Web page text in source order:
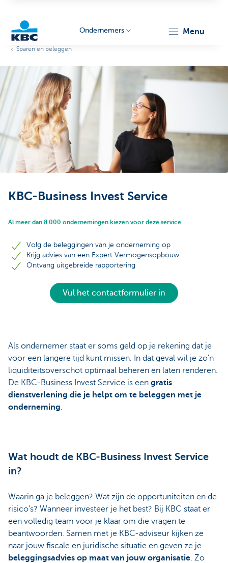
Ondernemers
Ondernemers menu
Sparen en beleggen
KBC-Business Invest Service
Al meer dan 8.000 ondernemingen kiezen voor deze service
Volg de beleggingen van je onderneming op
Krijg advies van een Expert Vermogensopbouw
Ontvang uitgebreide rapportering
Vul het contactformulier in
Als ondernemer staat er soms geld op je rekening dat je
voor een langere tijd kunt missen. In dat geval wil je zo'n
liquiditeitsoverschot optimaal beheren en laten renderen.
De KBC-Business Invest Service is een gratis
dienstverlening die je helpt om te beleggen met je
onderneming.
Wat houdt de KBC-Business Invest Service
in?
Waarin ga je beleggen? Wat zijn de opportuniteiten en de
risico’s? Wanneer investeer je het best? Bij KBC staat er
een volledig team voor je klaar om die vragen te
beantwoorden. Samen met je KBC-adviseur kijken ze
naar jouw fiscale en juridische situatie en geven ze je
beleggingsadvies op maat van jouw organisatie. Zo